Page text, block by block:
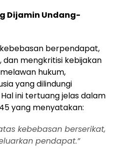
Dijamin Undang-
berpendapat,
mengkritisi kebijakan
hukum,
yang dilindungi
ini tertuang jelas dalam
yang menyatakan:
kebebasan berserikat,
pendapat.”